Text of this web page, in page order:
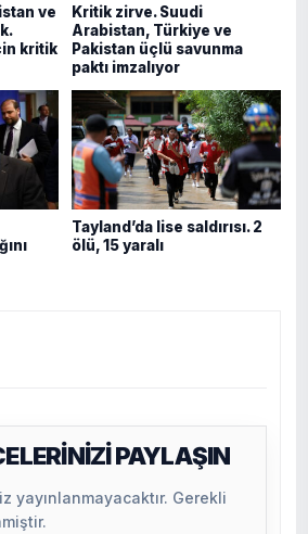
ve
kritik
Kritik zirve. Suudi
Arabistan, Türkiye ve
Pakistan üçlü savunma
paktı imzalıyor
Tayland’da lise saldırısı. 2
ölü, 15 yaralı
PAYLAŞIN
yayınlanmayacaktır. Gerekli